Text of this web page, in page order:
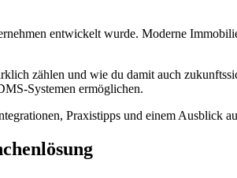
entwickelt wurde. Moderne
zählen und wie du damit auch
Systemen ermöglichen.
Praxistipps und einem Ausblick